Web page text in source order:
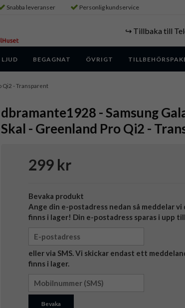
Snabba leveranser Personlig kundservice
↪️ Tillbaka till
LJUD BEGAGNAT ÖVRIGT
Qi2 - Transparent
dbramante1928 - Samsung
Skal - Greenland Pro Qi2 -
299 kr
Bevaka produkt
Ange din e-postadress nedan så meddelar
finns i lager! Din e-postadress sparas i upp
eller via SMS. Vi skickar endast ett
finns i lager.
Bevaka